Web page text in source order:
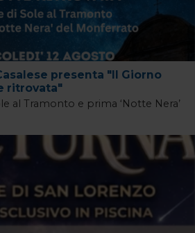
presenta "Il Giorno
ritrovata"
al Tramonto e prima ‘Notte Nera’